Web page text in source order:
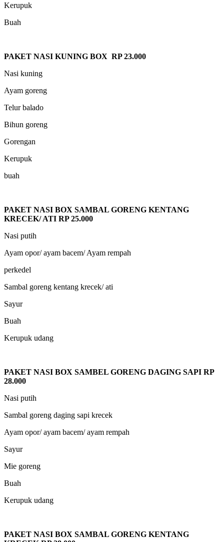
Kerupuk
Buah
PAKET NASI KUNING BOX RP 23.000
Nasi kuning
Ayam goreng
Telur balado
Bihun goreng
Gorengan
Kerupuk
buah
PAKET NASI BOX SAMBAL GORENG KENTANG
KRECEK/ ATI RP 25.000
Nasi putih
Ayam opor/ ayam bacem/ Ayam rempah
perkedel
Sambal goreng kentang krecek/ ati
Sayur
Buah
Kerupuk udang
PAKET NASI BOX SAMBEL GORENG DAGING SAPI RP
28.000
Nasi putih
Sambal goreng daging sapi krecek
Ayam opor/ ayam bacem/ ayam rempah
Sayur
Mie goreng
Buah
Kerupuk udang
PAKET NASI BOX SAMBAL GORENG KENTANG